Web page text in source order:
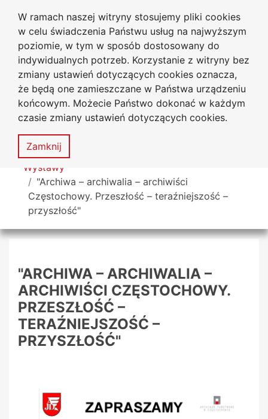
W ramach naszej witryny stosujemy pliki cookies
w celu świadczenia Państwu usług na najwyższym
poziomie, w tym w sposób dostosowany do
indywidualnych potrzeb. Korzystanie z witryny bez
zmiany ustawień dotyczących cookies oznacza,
że będą one zamieszczane w Państwa urządzeniu
końcowym. Możecie Państwo dokonać w każdym
czasie zmiany ustawień dotyczących cookies.
Zamknij
Przejdź do głównego menu
Przejdź do treści
Przejdź do wyszukiwarki
Przejdź do mapy serwisu
Biblioteka Uniwersytecka
Uniwersytetu Jana Długosza
w Częstochowie
Deklaracja
dostępności
Mapa
serwisu
MENU
Tutaj jesteś
Wystawy
"Archiwa – archiwalia – archiwiści
Częstochowy. Przeszłość – teraźniejszość –
przyszłość"
"ARCHIWA – ARCHIWALIA –
ARCHIWIŚCI CZĘSTOCHOWY.
PRZESZŁOŚĆ –
TERAŹNIEJSZOŚĆ –
PRZYSZŁOŚĆ"